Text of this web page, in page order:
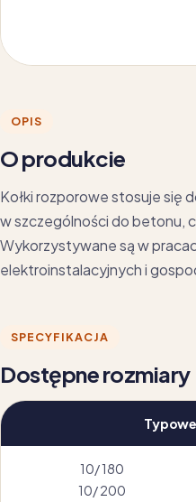
OPIS
O produkcie
Kołki rozporowe stosuje się
w szczególności do betonu,
Wykorzystywane są w
elektroinstalacyjnych i
SPECYFIKACJA
Dostępne rozmiary
10/ 180
10/ 200